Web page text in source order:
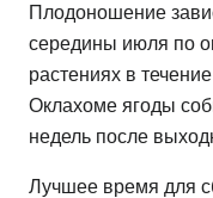
Плодоношение
середины июля по
растениях в
Оклахоме ягоды
недель после
Лучшее время для